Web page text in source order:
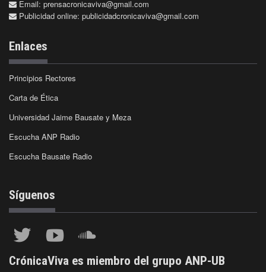
Email: prensacronicaviva@gmail.com
Publicidad online: publicidadcronicaviva@gmail.com
Enlaces
Principios Rectores
Carta de Ética
Universidad Jaime Bausate y Meza
Escucha ANP Radio
Escucha Bausate Radio
Síguenos
CrónicaViva es miembro del grupo ANP-UB